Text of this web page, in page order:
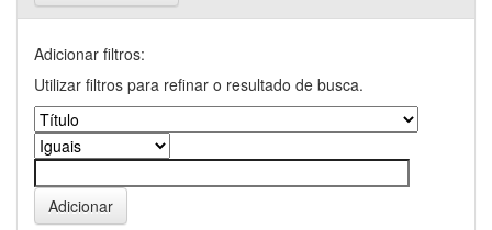
Adicionar filtros:
Utilizar filtros para refinar o resultado de busca.